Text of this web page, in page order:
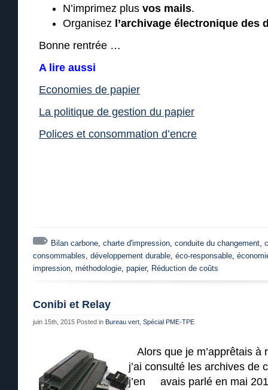
N’imprimez plus vos mails.
Organisez l’archivage électronique des
Bonne rentrée …
A lire aussi
Economies de papier
La politique de gestion du papier
Polices et consommation d’encre
Bilan carbone, charte d'impression, conduite du changement,
consommables, développement durable, éco-responsable,
impression, méthodologie, papier, Réduction de coûts
Conibi et Relay
juin 15th, 2015 Posted in Bureau vert Spécial PME-TPE
Alors que je m’apprêtais à
j’ai consulté les archives de
j’en avais parlé en mai